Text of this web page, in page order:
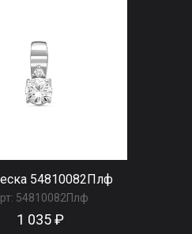
54810082Плф
54810082Плф
1 035 ₽